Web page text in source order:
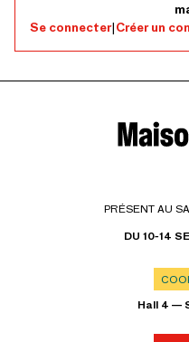
Se connecter|Créer un
PRÉSENT AU
DU 10-14
Hall 4 —